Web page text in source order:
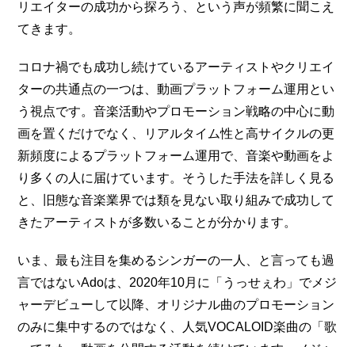
リエイターの成功から探ろう、という声が頻繁に聞こえ
てきます。
コロナ禍でも成功し続けているアーティストやクリエイ
ターの共通点の一つは、動画プラットフォーム運用とい
う視点です。音楽活動やプロモーション戦略の中心に動
画を置くだけでなく、リアルタイム性と高サイクルの更
新頻度によるプラットフォーム運用で、音楽や動画をよ
り多くの人に届けています。そうした手法を詳しく見る
と、旧態な音楽業界では類を見ない取り組みで成功して
きたアーティストが多数いることが分かります。
いま、最も注目を集めるシンガーの一人、と言っても過
言ではないAdoは、2020年10月に「うっせぇわ」でメジ
ャーデビューして以降、オリジナル曲のプロモーション
のみに集中するのではなく、人気VOCALOID楽曲の「歌